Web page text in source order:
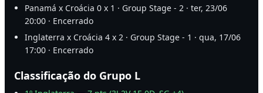
Panamá x Croácia 0 x 1 · Group Stage - 2 · ter, 23/06
20:00 · Encerrado
Inglaterra x Croácia 4 x 2 · Group Stage - 1 · qua, 17/06
17:00 · Encerrado
Classificação do Grupo L